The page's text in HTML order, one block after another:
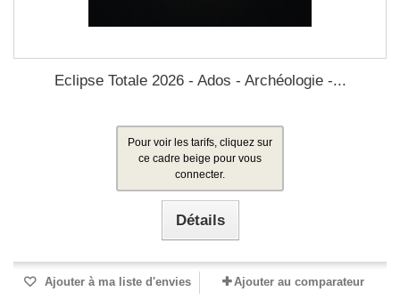
Eclipse Totale 2026 - Ados - Archéologie -...
Pour voir les tarifs, cliquez sur
ce cadre beige pour vous
connecter.
Détails
Ajouter à ma liste d'envies Ajouter au comparateur